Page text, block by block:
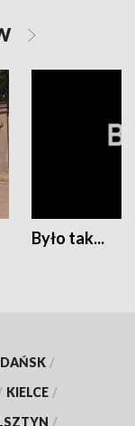
Było tak...
/
KIELCE /
/